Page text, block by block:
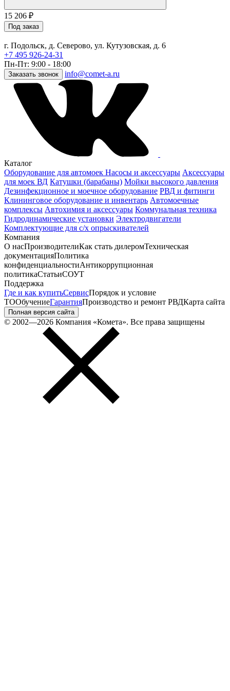
15 206 ₽
Под заказ
г. Подольск, д. Северово, ул. Кутузовская, д. 6
+7 495 926-24-31
Пн-Пт: 9:00 - 18:00
Заказать звонок info@comet-a.ru
Каталог
Оборудование для автомоек Насосы и аксессуары Аксессуары
для моек ВД Катушки (барабаны) Мойки высокого давления
Дезинфекционное и моечное оборудование РВД и фитинги
Клининговое оборудование и инвентарь Автомоечные
комплексы Автохимия и аксессуары Коммунальная техника
Гидродинамические установки Электродвигатели
Комплектующие для с/х опрыскивателей
Компания
О насПроизводителиКак стать дилеромТехническая
документацияПолитика
конфиденциальностиАнтикоррупционная
политикаСтатьиСОУТ
Поддержка
Где и как купитьСервисПорядок и условие
ТООбучениеГарантияПроизводство и ремонт РВДКарта сайта
Полная версия сайта
© 2002—2026 Компания «Комета». Все права защищены